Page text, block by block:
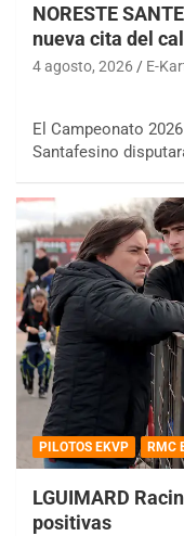
NORESTE
nueva cita del
4 agosto, 2026 E-
El Campeonato
Santafesino
PILOTOS EKVP RMC
LGUIMARD
positivas